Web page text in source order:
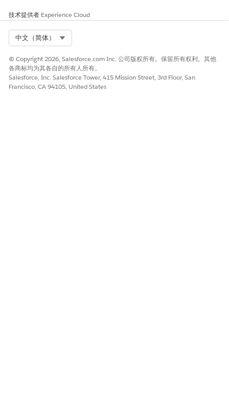
碍，导致无法使用现代可扩展的 Salesforce 功能，例如无头身份和
建议的补救措施
在连接的应用程序中打开“OAuth 设置”，使用授权代码或 JWT 不
记名流建立安全握手，确保所有 API 流量受粒度范围和 PKCE 的控
制。
技术提供者 Experience Cloud
中文（简体）
© Copyright 2026, Salesforce.com Inc. 公司版权所有。保留所有权利。其他
各商标均为其各自的所有人所有。
Salesforce, Inc. Salesforce Tower, 415 Mission Street, 3rd Floor, San
Francisco, CA 94105, United States